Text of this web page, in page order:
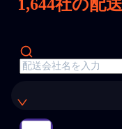
1,644社の配